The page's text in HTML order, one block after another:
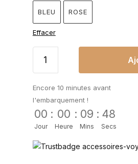
BLEU ROSE
Effacer
Encore 10 minutes avant
l'embarquement !
00
Jour
: 00
Heure
: 09
Mins
: 48
Secs